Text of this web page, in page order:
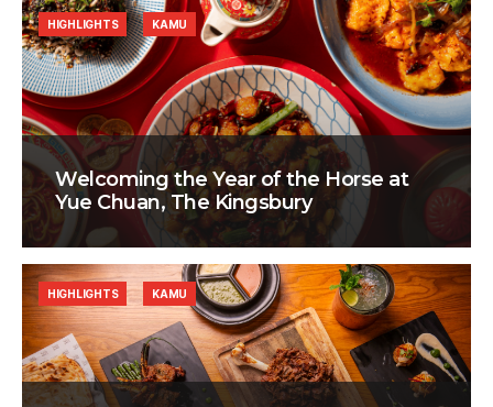
Welcoming the Year of the Horse at
Yue Chuan, The Kingsbury
HIGHLIGHTS KAMU
HIGHLIGHTS KAMU